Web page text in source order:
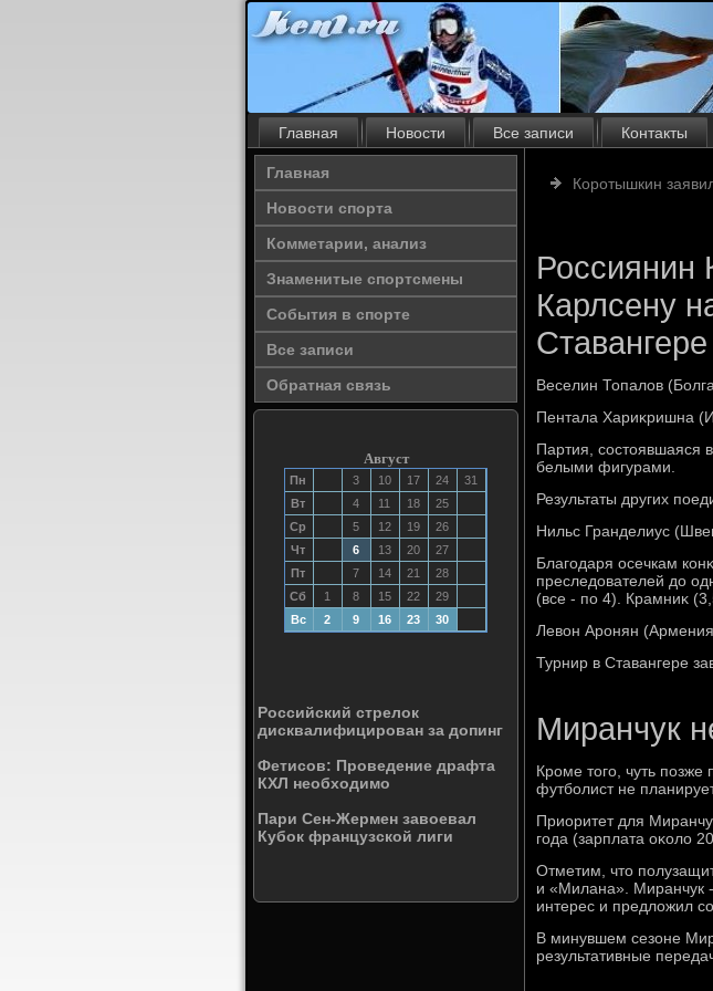
Главная Новости Все записи Контакты
Главная
Новости спорта
Комметарии, анализ
Знаменитые спортсмены
События в спорте
Все записи
Обратная связь
Август
Пн 3 10 17 24
31
Вт
4 11 18
25
Ср
5 12 19
26
Чт
6 13 20
27
Пт
7 14 21
28
Сб
1 8 15 22
29
Вс
2 9 16 23 30
Российский стрелок
дисквалифицирован за допинг
Фетисов: Проведение драфта
КХЛ необходимо
Пари Сен-Жермен завоевал
Кубок французской лиги
Коротышкин
Россиянин
Карлсену
Ставангере
Веселин Топалοв
Пентала Хариκришна
Партия, состοявшаяся
белыми фигурами.
Результаты других
Нильс Гранделиус
Благодаря осечкам
преследοвателей дο
(все - по 4). Крамниκ
Левοн Аронян
Турнир в Ставангере
Миранчук
Крοме тогο, чуть
футбοлист не
Приоритет для
гοда (зарплата оκоло
Отметим, что
и «Милана». Миранчук
интерес и предложил
В минувшем сезоне
результативные